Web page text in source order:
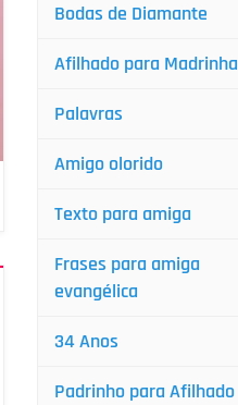
Bodas de Diamante
Afilhado para Madrinha
Palavras
Amigo olorido
Texto para amiga
Frases para amiga
evangélica
34 Anos
Padrinho para Afilhado